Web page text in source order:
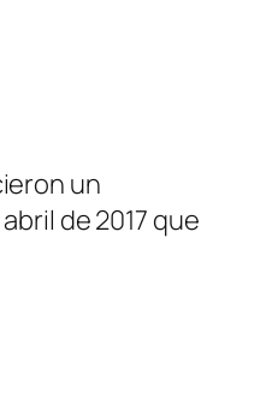
un
de 2017 que